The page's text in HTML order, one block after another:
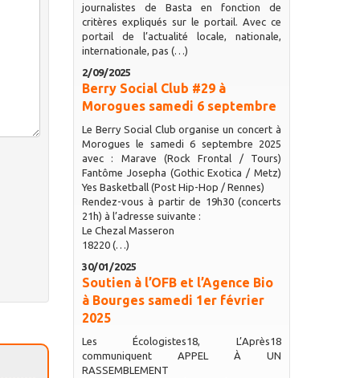
journalistes de Basta en fonction de
critères expliqués sur le portail. Avec ce
portail de l’actualité locale, nationale,
internationale, pas (…)
2/09/2025
Berry Social Club #29 à
Morogues samedi 6 septembre
Le Berry Social Club organise un concert à
Morogues le samedi 6 septembre 2025
avec : Marave (Rock Frontal / Tours)
Fantôme Josepha (Gothic Exotica / Metz)
Yes Basketball (Post Hip-Hop / Rennes)
Rendez-vous à partir de 19h30 (concerts
21h) à l’adresse suivante :
Le Chezal Masseron
18220 (…)
30/01/2025
Soutien à l’OFB et l’Agence Bio
à Bourges samedi 1er février
2025
Les Écologistes18, L’Après18
communiquent APPEL À UN
RASSEMBLEMENT